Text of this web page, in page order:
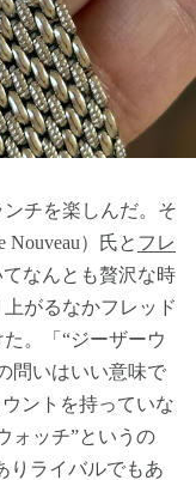
チを楽しんだ。そ
）氏と フレ
てなんとも贅沢な時
がるなかフレッド
。「“ジーザーウ
問いはいい意味で
ントを持っていな
ォッチ”というの
りライバルでもあ